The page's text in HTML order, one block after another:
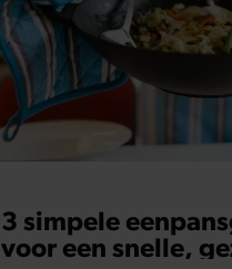
3 simpele
voor een snelle,